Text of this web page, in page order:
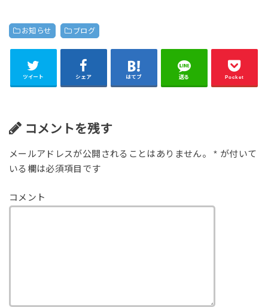
お知らせ ブログ
ツイート シェア はてブ 送る Pocket
コメントを残す
メールアドレスが公開されることはありません。 * が付いて
いる欄は必須項目です
コメント